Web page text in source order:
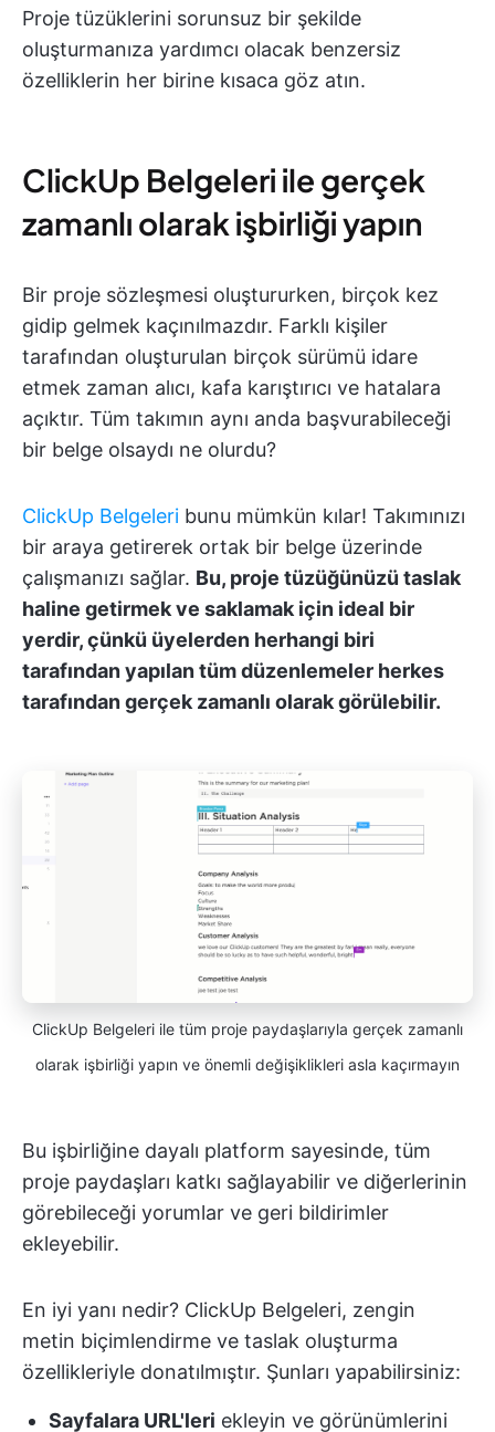
Proje tüzüklerini sorunsuz bir şekilde
oluşturmanıza yardımcı olacak benzersiz
özelliklerin her birine kısaca göz atın.
ClickUp Belgeleri ile gerçek
zamanlı olarak işbirliği yapın
Bir proje sözleşmesi oluştururken, birçok kez
gidip gelmek kaçınılmazdır. Farklı kişiler
tarafından oluşturulan birçok sürümü idare
etmek zaman alıcı, kafa karıştırıcı ve hatalara
açıktır. Tüm takımın aynı anda başvurabileceği
bir belge olsaydı ne olurdu?
ClickUp Belgeleri bunu mümkün kılar! Takımınızı
bir araya getirerek ortak bir belge üzerinde
çalışmanızı sağlar. Bu, proje tüzüğünüzü taslak
haline getirmek ve saklamak için ideal bir
yerdir, çünkü üyelerden herhangi biri
tarafından yapılan tüm düzenlemeler herkes
tarafından gerçek zamanlı olarak görülebilir.
ClickUp Belgeleri ile tüm proje paydaşlarıyla gerçek zamanlı
olarak işbirliği yapın ve önemli değişiklikleri asla kaçırmayın
Bu işbirliğine dayalı platform sayesinde, tüm
proje paydaşları katkı sağlayabilir ve diğerlerinin
görebileceği yorumlar ve geri bildirimler
ekleyebilir.
En iyi yanı nedir? ClickUp Belgeleri, zengin
metin biçimlendirme ve taslak oluşturma
özellikleriyle donatılmıştır. Şunları yapabilirsiniz:
Sayfalara URL'leri ekleyin ve görünümlerini